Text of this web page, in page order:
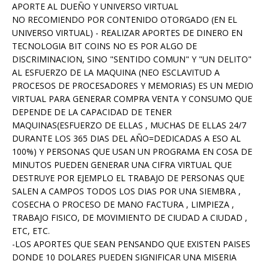
APORTE AL DUEÑO Y UNIVERSO VIRTUAL
NO RECOMIENDO POR CONTENIDO OTORGADO (EN EL
UNIVERSO VIRTUAL) - REALIZAR APORTES DE DINERO EN
TECNOLOGIA BIT COINS NO ES POR ALGO DE
DISCRIMINACION, SINO "SENTIDO COMUN" Y "UN DELITO"
AL ESFUERZO DE LA MAQUINA (NEO ESCLAVITUD A
PROCESOS DE PROCESADORES Y MEMORIAS) ES UN MEDIO
VIRTUAL PARA GENERAR COMPRA VENTA Y CONSUMO QUE
DEPENDE DE LA CAPACIDAD DE TENER
MAQUINAS(ESFUERZO DE ELLAS , MUCHAS DE ELLAS 24/7
DURANTE LOS 365 DIAS DEL AÑO=DEDICADAS A ESO AL
100%) Y PERSONAS QUE USAN UN PROGRAMA EN COSA DE
MINUTOS PUEDEN GENERAR UNA CIFRA VIRTUAL QUE
DESTRUYE POR EJEMPLO EL TRABAJO DE PERSONAS QUE
SALEN A CAMPOS TODOS LOS DIAS POR UNA SIEMBRA ,
COSECHA O PROCESO DE MANO FACTURA , LIMPIEZA ,
TRABAJO FISICO, DE MOVIMIENTO DE CIUDAD A CIUDAD ,
ETC, ETC.
-LOS APORTES QUE SEAN PENSANDO QUE EXISTEN PAISES
DONDE 10 DOLARES PUEDEN SIGNIFICAR UNA MISERIA